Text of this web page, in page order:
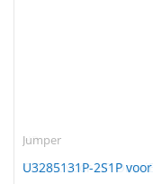
Jumper
U3285131P-2S1P